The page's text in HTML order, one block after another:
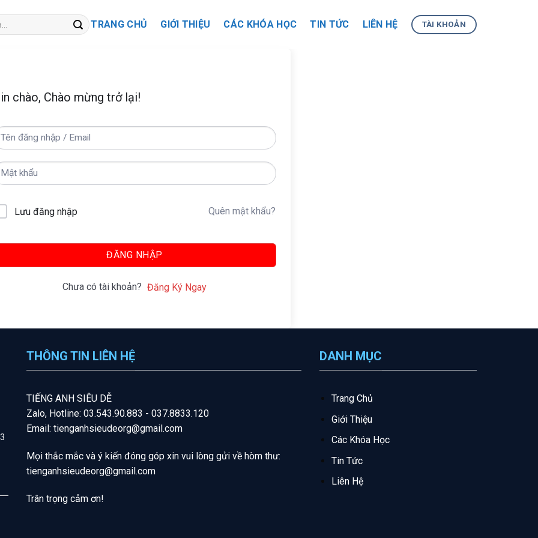
TRANG CHỦ GIỚI THIỆU CÁC KHÓA HỌC TIN TỨC LIÊN HỆ TÀI KHOẢN
chào, Chào mừng trở lại!
Lưu đăng nhập Quên mật khẩu?
ĐĂNG NHẬP
Chưa có tài khoản? Đăng Ký Ngay
THÔNG TIN LIÊN HỆ
TIẾNG ANH SIÊU DỄ
Zalo, Hotline: 03.543.90.883 - 037.8833.120
Email: tienganhsieudeorg@gmail.com
Mọi thắc mắc và ý kiến đóng góp xin vui lòng gửi về hòm thư:
tienganhsieudeorg@gmail.com
Trân trọng cảm ơn!
DANH MỤC
Trang Chủ
Giới Thiệu
Các Khóa Học
Tin Tức
Liên Hệ